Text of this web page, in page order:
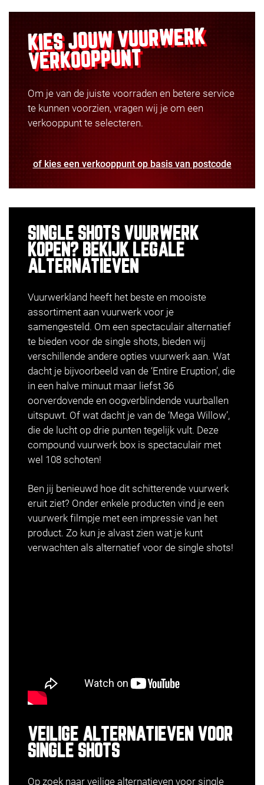
KIES JOUWVUURWERK
VERKOOPPUNT
Om je van de juiste voorraden en betere service
te kunnen voorzien, vragen wij je om een
verkooppunt te selecteren.
of kies een verkooppunt op basis van postcode
SINGLE SHOTS VUURWERK
KOPEN? BEKIJK LEGALE
ALTERNATIEVEN
Vuurwerkland heeft het beste en mooiste
assortiment aan vuurwerk voor je
samengesteld. Om een spectaculair alternatief
te bieden voor de single shots, bieden wij
verschillende andere opties vuurwerk aan. Wat
dacht je bijvoorbeeld van de ‘Entire Eruption’, die
in een halve minuut maar liefst 36
oorverdovende en oogverblindende vuurballen
uitspuwt. Of wat dacht je van de ‘Mega Willow’,
die de lucht op drie punten tegelijk vult. Deze
compound vuurwerk box is spectaculair met
wel 108 schoten!
Ben jij benieuwd hoe dit schitterende vuurwerk
eruit ziet? Onder enkele producten vind je een
vuurwerk filmpje met een impressie van het
product. Zo kun je alvast zien wat je kunt
verwachten als alternatief voor de single shots!
VEILIGE ALTERNATIEVEN VOOR
SINGLE SHOTS
Op zoek naar veilige alternatieven voor single